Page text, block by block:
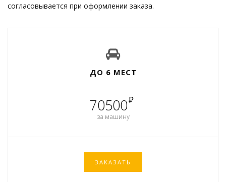
согласовывается при оформлении заказа.
ДО 6 МЕСТ
70500₽
за машину
ЗАКАЗАТЬ